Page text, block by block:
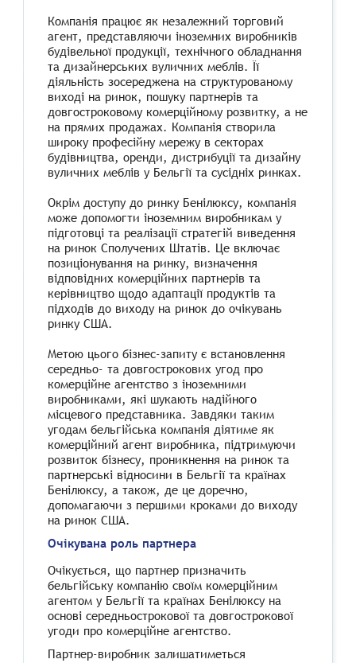
Компанія працює як незалежний торговий
агент, представляючи іноземних виробників
будівельної продукції, технічного обладнання
та дизайнерських вуличних меблів. Її
діяльність зосереджена на структурованому
виході на ринок, пошуку партнерів та
довгостроковому комерційному розвитку, а не
на прямих продажах. Компанія створила
широку професійну мережу в секторах
будівництва, оренди, дистрибуції та дизайну
вуличних меблів у Бельгії та сусідніх ринках.
Окрім доступу до ринку Бенілюксу, компанія
може допомогти іноземним виробникам у
підготовці та реалізації стратегій виведення
на ринок Сполучених Штатів. Це включає
позиціонування на ринку, визначення
відповідних комерційних партнерів та
керівництво щодо адаптації продуктів та
підходів до виходу на ринок до очікувань
ринку США.
Метою цього бізнес-запиту є встановлення
середньо- та довгострокових угод про
комерційне агентство з іноземними
виробниками, які шукають надійного
місцевого представника. Завдяки таким
угодам бельгійська компанія діятиме як
комерційний агент виробника, підтримуючи
розвиток бізнесу, проникнення на ринок та
партнерські відносини в Бельгії та країнах
Бенілюксу, а також, де це доречно,
допомагаючи з першими кроками до виходу
на ринок США.
Очікувана роль партнера
Очікується, що партнер призначить
бельгійську компанію своїм комерційним
агентом у Бельгії та країнах Бенілюксу на
основі середньострокової та довгострокової
угоди про комерційне агентство.
Партнер-виробник залишатиметься